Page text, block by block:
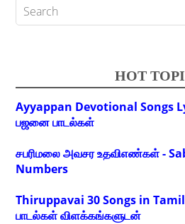
HOT
Ayyappan Devotional Songs
பஜனை பாடல்கள்
சபரிமலை அவசர உதவிஎண்கள் -
Numbers
Thiruppavai 30 Songs in Tamil
பாடல்கள் விளக்கங்களுடன்